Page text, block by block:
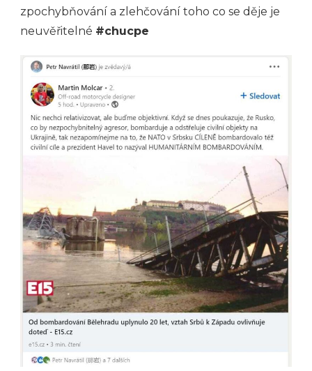
zpochybňování a zlehčování toho co se děje je
neuvěřitelné #chucpe